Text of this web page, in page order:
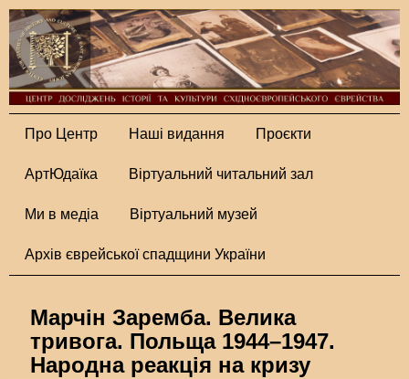
Про Центр Наші видання Проєкти
АртЮдаїка Віртуальний читальний зал
Ми в медіа Віртуальний музей
Архів єврейської спадщини України
Марчін Заремба. Велика
тривога. Польща 1944–1947.
Народна реакція на кризу